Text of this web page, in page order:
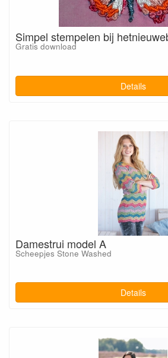
Simpel stempelen bij
Gratis download
Details
Damestrui model A
Scheepjes Stone Washed
Details